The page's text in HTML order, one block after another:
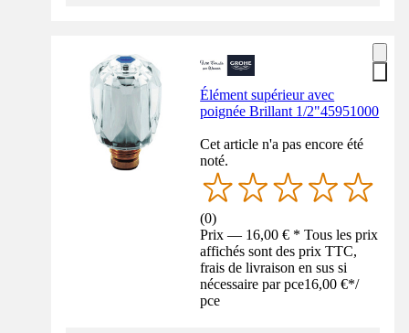
Élément supérieur avec
poignée Brillant 1/2"45951000
Cet article n'a pas encore été
noté.
(0)
Prix — 16,00 € * Tous les prix
affichés sont des prix TTC,
frais de livraison en sus si
nécessaire par pce16,00 €*/
pce